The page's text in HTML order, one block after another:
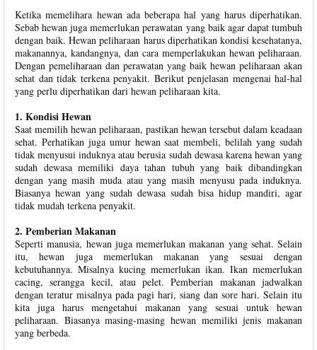
Ketika memelihara hewan ada beberapa hal yang harus diperhatikan.
Sebab hewan juga memerlukan perawatan yang baik agar dapat tumbuh
dengan baik. Hewan peliharaan harus diperhatikan kondisi kesehatanya,
makanannya, kandangnya, dan cara memperlakukan hewan peliharaan.
Dengan pemeliharaan dan perawatan yang baik hewan peliharaan akan
sehat dan tidak terkena penyakit. Berikut penjelasan mengenai hal-hal
yang perlu diperhatikan dari hewan peliharaan kita.
1. Kondisi Hewan
Saat memilih hewan peliharaan, pastikan hewan tersebut dalam keadaan
sehat. Perhatikan juga umur hewan saat membeli, belilah yang sudah
tidak menyusui induknya atau berusia sudah dewasa karena hewan yang
sudah dewasa memiliki daya tahan tubuh yang baik dibandingkan
dengan yang masih muda atau yang masih menyusu pada induknya.
Biasanya hewan yang sudah dewasa sudah bisa hidup mandiri, agar
tidak mudah terkena penyakit.
2. Pemberian Makanan
Seperti manusia, hewan juga memerlukan makanan yang sehat. Selain
itu, hewan juga memerlukan makanan yang sesuai dengan
kebutuhannya. Misalnya kucing memerlukan ikan. Ikan memerlukan
cacing, serangga kecil, atau pelet. Pemberian makanan jadwalkan
dengan teratur misalnya pada pagi hari, siang dan sore hari. Selain itu
kita juga harus mengetahui makanan yang sesuai untuk hewan
peliharaan. Biasanya masing-masing hewan memiliki jenis makanan
yang berbeda.